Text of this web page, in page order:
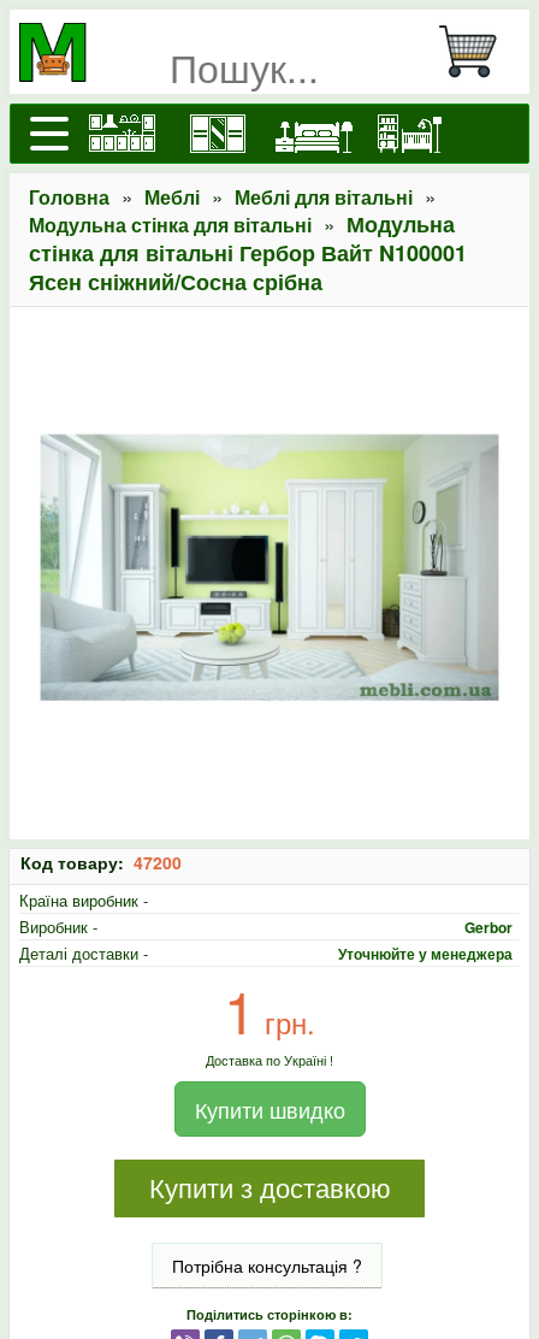
Головна » Меблі » Меблі для вітальні »
Модульна стінка для вітальні » Модульна
стінка для вітальні Гербор Вайт N100001
Ясен сніжний/Сосна срібна
Код товару: 47200
Країна виробник -
Виробник -
Gerbor
Деталі доставки - Уточнюйте у менеджера
1 грн.
Доставка по Україні !
Купити швидко
Купити з доставкою
Потрібна консультація ?
Поділитись сторінкою в: